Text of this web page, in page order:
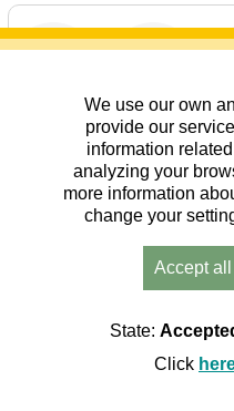
eventos
We use our own
provide our
information
analyzing your
more information
change your
Accept all
State:
Click